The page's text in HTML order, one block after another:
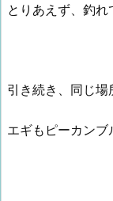
とりあえず、釣
引き続き、同じ場
エギもピーカンブ